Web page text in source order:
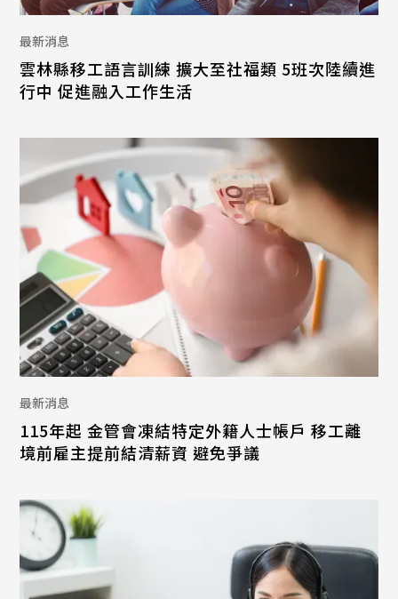
最新消息
雲林縣移工語言訓練 擴大至社福類 5班次陸續進
行中 促進融入工作生活
最新消息
115年起 金管會凍結特定外籍人士帳戶 移工離
境前雇主提前結清薪資 避免爭議